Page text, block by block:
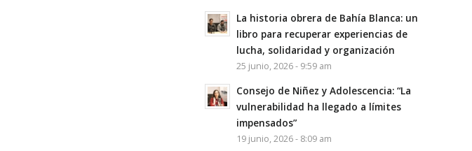
La historia obrera de Bahía Blanca: un
libro para recuperar experiencias de
lucha, solidaridad y organización
25 junio, 2026 - 9:59 am
Consejo de Niñez y Adolescencia: “La
vulnerabilidad ha llegado a límites
impensados”
19 junio, 2026 - 8:09 am